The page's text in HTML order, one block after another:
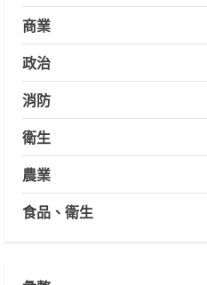
商業
政治
消防
衛生
農業
食品、衛生